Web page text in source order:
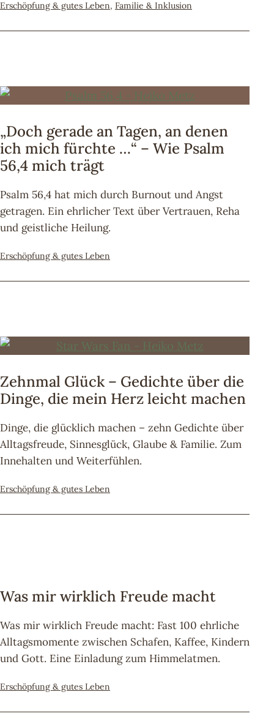
Kategorisiert
Erschöpfung & gutes Leben, Familie & Inklusion
„Doch gerade an Tagen, an denen
ich mich fürchte …“ – Wie Psalm
56,4 mich trägt
Psalm 56,4 hat mich durch Burnout und Angst
getragen. Ein ehrlicher Text über Vertrauen, Reha
und geistliche Heilung.
Kategorisiert
Erschöpfung & gutes Leben
Zehnmal Glück – Gedichte über die
Dinge, die mein Herz leicht machen
Dinge, die glücklich machen – zehn Gedichte über
Alltagsfreude, Sinnesglück, Glaube & Familie. Zum
Innehalten und Weiterfühlen.
Kategorisiert
Erschöpfung & gutes Leben
Was mir wirklich Freude macht
Was mir wirklich Freude macht: Fast 100 ehrliche
Alltagsmomente zwischen Schafen, Kaffee, Kindern
und Gott. Eine Einladung zum Himmelatmen.
Kategorisiert
Erschöpfung & gutes Leben